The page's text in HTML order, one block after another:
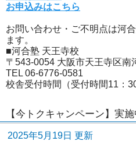
お申込みはこちら
お問い合わせ・ご不明点は河
ます。
■河合塾 天王寺校
〒543-0054 大阪市天王寺区南
TEL 06-6776-0581
校舎受付時間（受付時間11：
【今トクキャンペーン】実施
2025年5月19日 更新